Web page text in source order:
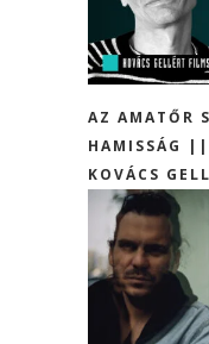
AZ AMATŐR
HAMISSÁG
KOVÁCS